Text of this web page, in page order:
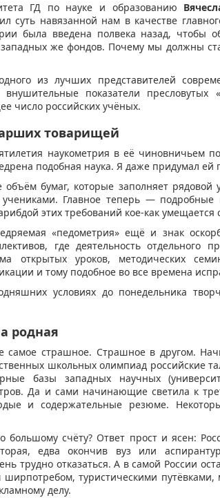
ГД по науке и образованию
суть навязанной нам в качестве
была введена полвека назад, чтобы
же фондов. Почему мы должны
из лучших представителей
показатели пресловутых
число российских учёных.
товарищей
наукометрия в её
подобная наука. Я даже придумал
бумаг, которые заполняет рядовой
Главное теперь —
этих требований кое-как умещается
«педометрия» ещё и знак
где деятельность
открытых уроков, методических
и тому подобное во все времена
условиях до понедельника
родная
страшное. Страшное в другом.
школьных олимпиад российские
базы западных научных
Да и сами начинающие светила к
и содержательные резюме.
большому счёту? Ответ прост и ясен:
едва окончив вуз или
трудно отказаться. А в самой России
ширпотребом, туристическими
делу.